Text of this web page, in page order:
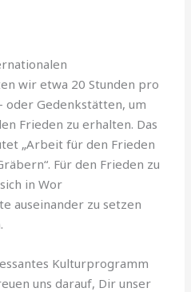
wir etwa 20 Stunden pro
oder Gedenkstätten, um
Frieden zu erhalten. Das
„Arbeit für den Frieden
Für den Frieden zu
in Wor
auseinander zu setzen
Kulturprogramm
uns darauf, Dir unser